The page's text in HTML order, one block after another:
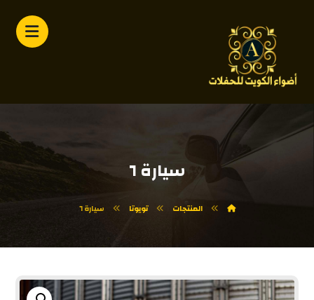
سيارة ٦
المنتجات تويوتا سيارة ٦